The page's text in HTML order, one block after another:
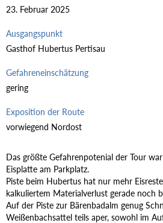
23. Februar 2025
Ausgangspunkt
Gasthof Hubertus Pertisau
Gefahreneinschätzung
gering
Exposition der Route
vorwiegend Nordost
Das größte Gefahrenpotenial der Tour
Eisplatte am Parkplatz.
Piste beim Hubertus hat nur mehr
kalkuliertem Materialverlust gerade noch
Auf der Piste zur Bärenbadalm genug
Weißenbachsattel teils aper, sowohl im